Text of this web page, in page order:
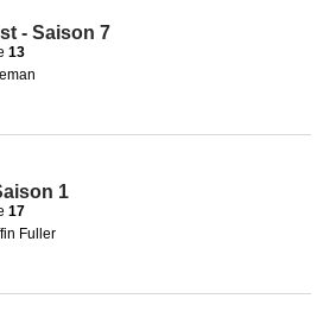
- Saison 7
13
1
17
Fuller